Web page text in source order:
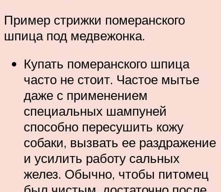
Пример стрижки померанского
шпица под медвежонка.
Купать померанского шпица
часто не стоит. Частое мытье
даже с применением
специальных шампуней
способно пересушить кожу
собаки, вызвать ее раздражение
и усилить работу сальных
желез. Обычно, чтобы питомец